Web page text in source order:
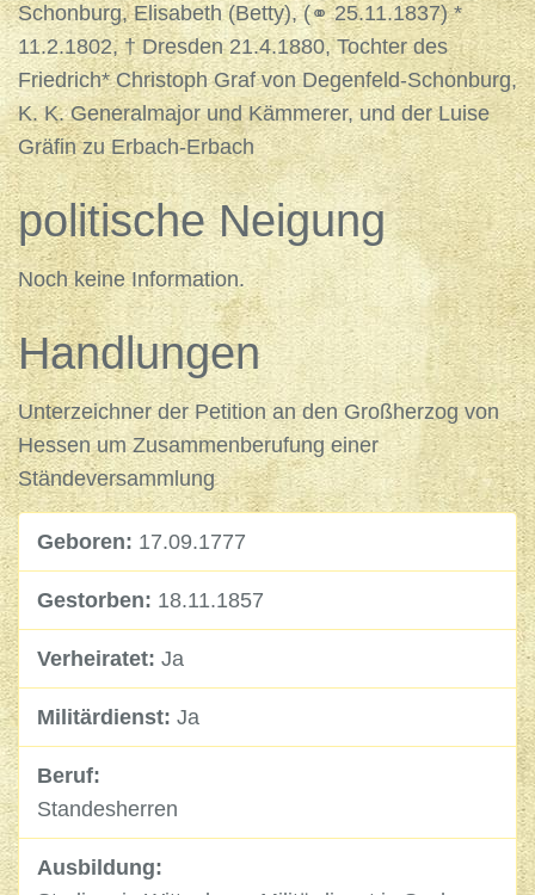
Schonburg, Elisabeth (Betty), (⚭ 25.11.1837) *
11.2.1802, † Dresden 21.4.1880, Tochter des
Friedrich* Christoph Graf von Degenfeld-Schonburg,
K. K. Generalmajor und Kämmerer, und der Luise
Gräfin zu Erbach-Erbach
politische Neigung
Noch keine Information.
Handlungen
Unterzeichner der Petition an den Großherzog von
Hessen um Zusammenberufung einer
Ständeversammlung
Geboren: 17.09.1777
Gestorben: 18.11.1857
Verheiratet: Ja
Militärdienst: Ja
Beruf:
Standesherren
Ausbildung: